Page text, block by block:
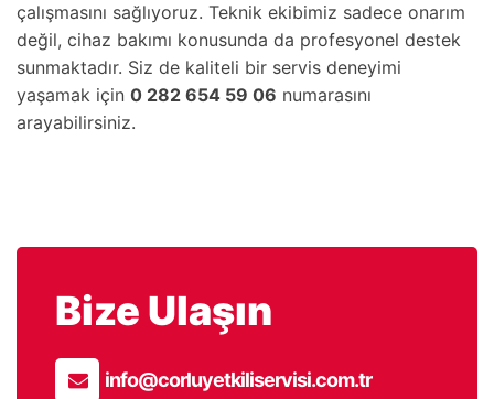
Bize Ulaşın
info@corluyetkiliservisi.com.tr
çalışmasını sağlıyoruz. Teknik ekibimiz sadece onarım
değil, cihaz bakımı konusunda da profesyonel destek
sunmaktadır. Siz de kaliteli bir servis deneyimi
yaşamak için 0 282 654 59 06 numarasını
arayabilirsiniz.